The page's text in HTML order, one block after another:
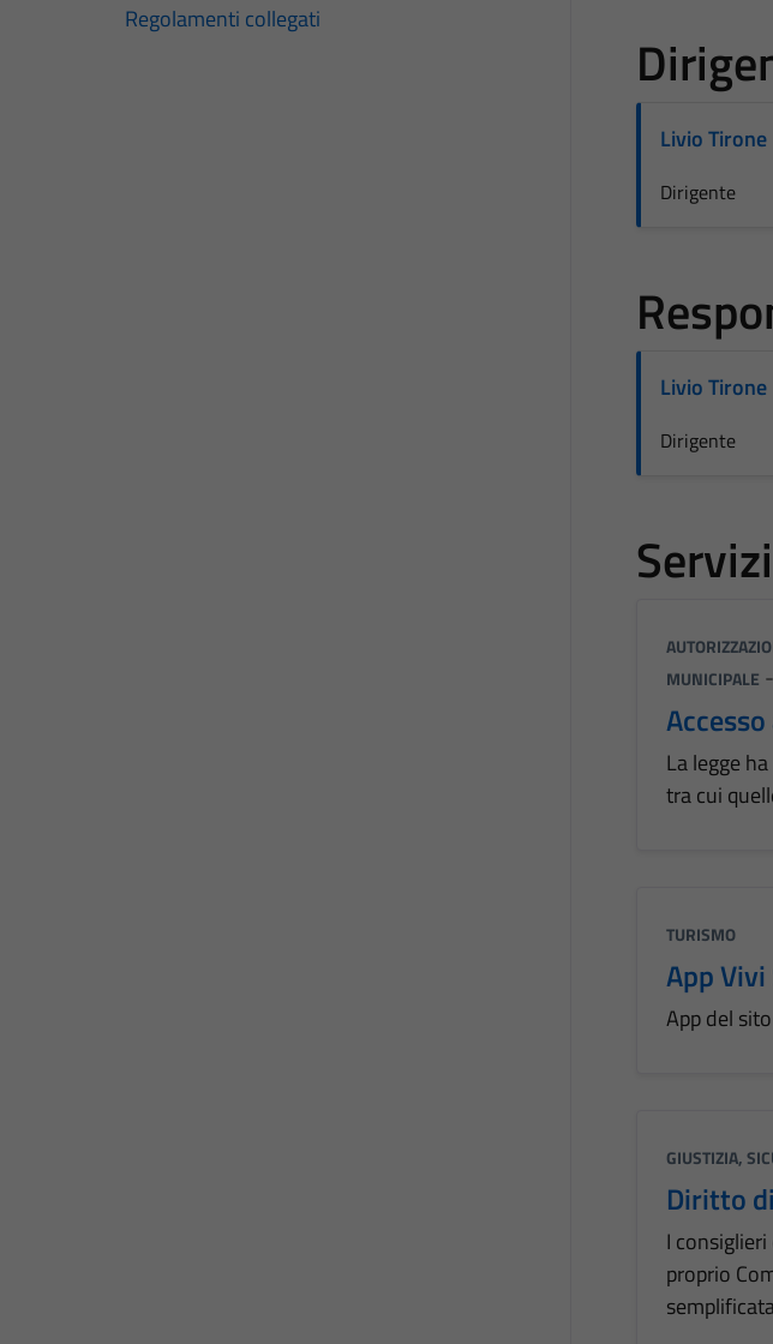
Regolamenti collegati
Livio Tirone
Dirigente
Livio Tirone
Dirigente
Servizi
MUNICIPALE -
La legge
tra cui
TURISMO
App
App del
GIUSTIZIA,
Diritto
I
proprio